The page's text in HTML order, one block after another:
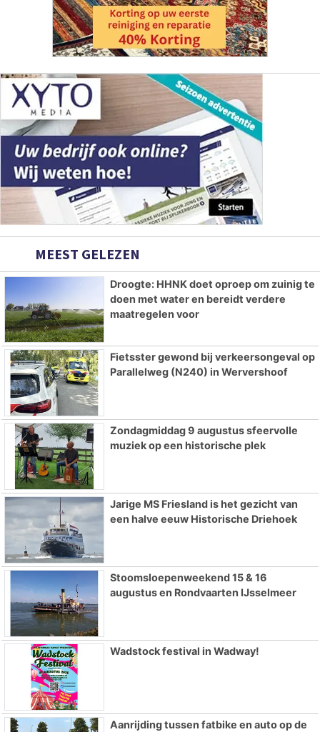
MEEST GELEZEN
Droogte: HHNK doet oproep om zuinig te
doen met water en bereidt verdere
maatregelen voor
Fietsster gewond bij verkeersongeval op
Parallelweg (N240) in Wervershoof
Zondagmiddag 9 augustus sfeervolle
muziek op een historische plek
Jarige MS Friesland is het gezicht van
een halve eeuw Historische Driehoek
Stoomsloepenweekend 15 & 16
augustus en Rondvaarten IJsselmeer
Wadstock festival in Wadway!
Aanrijding tussen fatbike en auto op de